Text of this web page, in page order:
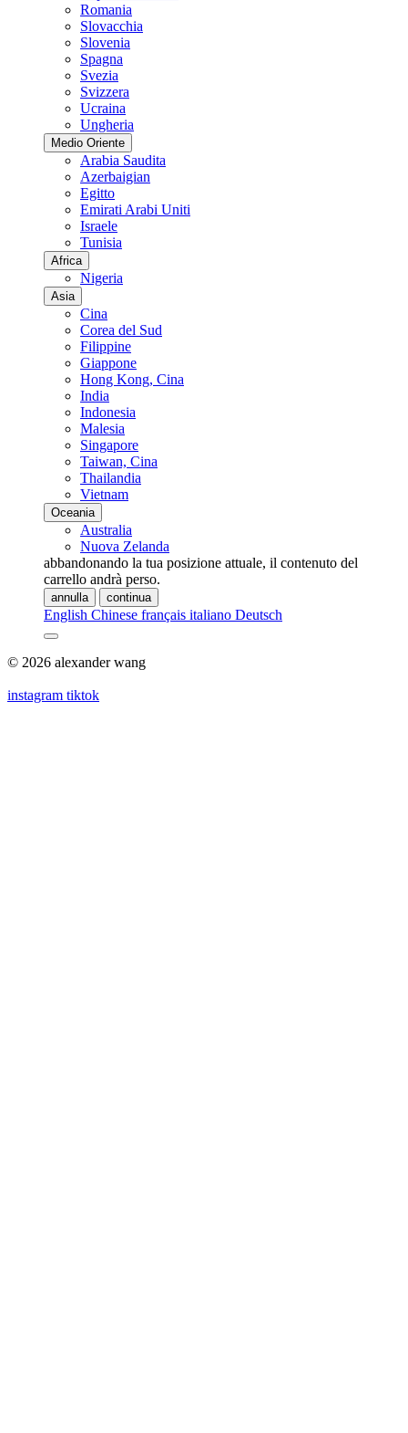
Romania
Slovacchia
Slovenia
Spagna
Svezia
Svizzera
Ucraina
Ungheria
Medio Oriente
Arabia Saudita
Azerbaigian
Egitto
Emirati Arabi Uniti
Israele
Tunisia
Africa
Nigeria
Asia
Cina
Corea del Sud
Filippine
Giappone
Hong Kong, Cina
India
Indonesia
Malesia
Singapore
Taiwan, Cina
Thailandia
Vietnam
Oceania
Australia
Nuova Zelanda
abbandonando la tua posizione attuale, il contenuto del
carrello andrà perso.
annulla continua
English Chinese français italiano Deutsch
© 2026 alexander wang
instagram tiktok